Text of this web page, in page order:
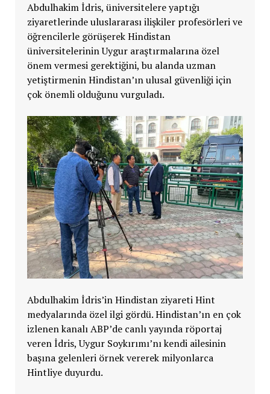
Abdulhakim İdris, üniversitelere yaptığı
ziyaretlerinde uluslararası ilişkiler profesörleri ve
öğrencilerle görüşerek Hindistan
üniversitelerinin Uygur araştırmalarına özel
önem vermesi gerektiğini, bu alanda uzman
yetiştirmenin Hindistan’ın ulusal güvenliği için
çok önemli olduğunu vurguladı.
Abdulhakim İdris’in Hindistan ziyareti Hint
medyalarında özel ilgi gördü. Hindistan’ın en çok
izlenen kanalı ABP’de canlı yayında röportaj
veren İdris, Uygur Soykırımı’nı kendi ailesinin
başına gelenleri örnek vererek milyonlarca
Hintliye duyurdu.